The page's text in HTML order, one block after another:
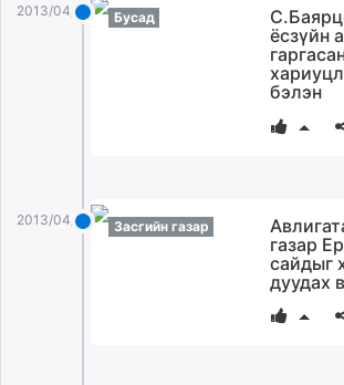
2013/04/03 Бусад
ёсзүйн
бэлэн
2013/04/03 Засгийн газар
газар
сайдыг
дуудах